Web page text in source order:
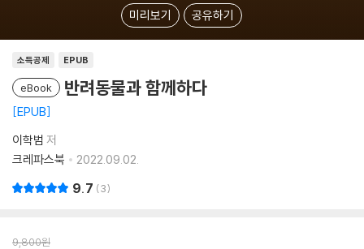
미리보기 공유하기
소득공제 EPUB
eBook 반려동물과 함께하다
EPUB
이학범 저
크레파스북
2022.09.02.
9.7 3
9,800원